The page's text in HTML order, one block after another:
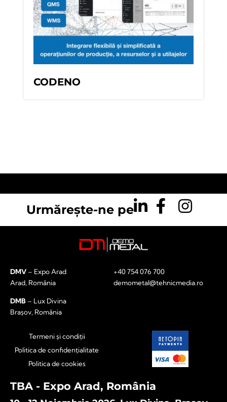
CODENO
Urmărește-ne pe
DMV – Expo Arad
Arad, România
DMB – Lux Divina
Brașov, România
+40 754 076 700
demometal@tehnicmedia.ro
Termeni și condiții
Politica de confidențialitate
Politica de cookies
TBA - Expo Arad, România